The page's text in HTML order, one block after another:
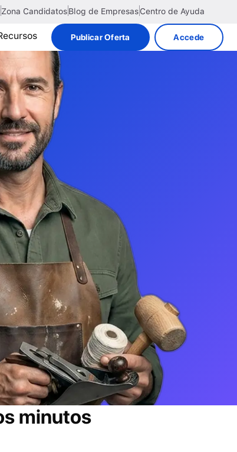
Zona CandidatosBlog de EmpresasCentro de Ayuda
Publicar Oferta Accede
minutos